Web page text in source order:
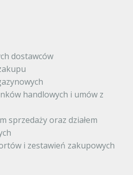
dostawców
handlowych i umów z
sprzedaży oraz działem
i zestawień zakupowych